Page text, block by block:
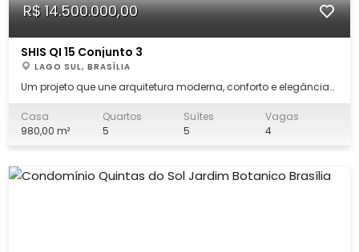
R$ 14.500.000,00
SHIS QI 15 Conjunto 3
LAGO SUL, BRASÍLIA
Um projeto que une arquitetura moderna, conforto e elegância
Larissa Dias, esta residência recém-construída é um convite a
viver bem em um dos endereços mais desejados de Brasília.
Casa
980,00 m²
Quartos
5
Suítes
5
Vagas
4